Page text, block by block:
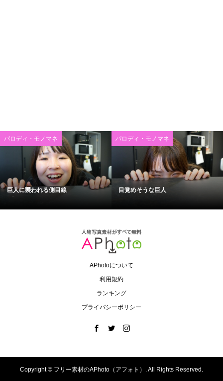
パロディ・モノマネ
巨人に襲われる側目線
パロディ・モノマネ
目覚めそうな巨人
APhotoについて
利用規約
ランキング
プライバシーポリシー
Copyright © フリー素材のAPhoto（アフォト）. All Rights Reserved.